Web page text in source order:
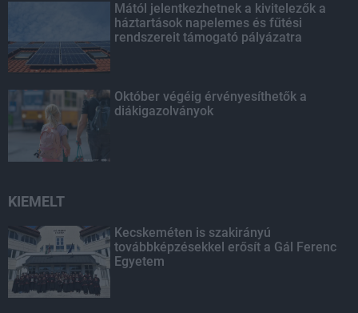
Mától jelentkezhetnek a kivitelezők a
háztartások napelemes és fűtési
rendszereit támogató pályázatra
Október végéig érvényesíthetők a
diákigazolványok
KIEMELT
Kecskeméten is szakirányú
továbbképzésekkel erősít a Gál Ferenc
Egyetem